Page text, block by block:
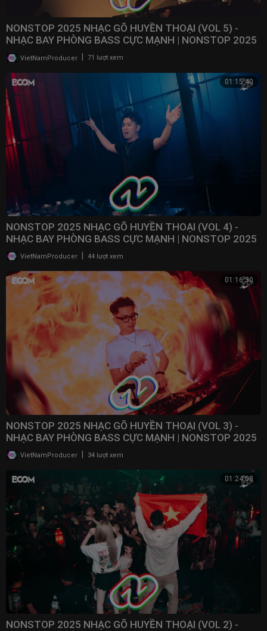
NONSTOP 2025 NHẠC GÕ HUYỀN THOẠI (VOL 5) -
NHẠC BAY PHÒNG BASS CỰC MẠNH | NONSTOP 2025
VINAHOUSE
VietNamProducer 71 lượt xem
01:15:40
NONSTOP 2025 NHẠC GÕ HUYỀN THOẠI (VOL 4) -
NHẠC BAY PHÒNG BASS CỰC MẠNH | NONSTOP 2025
VINAHOUSE
VietNamProducer 44 lượt xem
01:16:30
NONSTOP 2025 NHẠC GÕ HUYỀN THOẠI (VOL 3) -
NHẠC BAY PHÒNG BASS CỰC MẠNH | NONSTOP 2025
VINAHOUSE
VietNamProducer 34 lượt xem
01:24:08
NONSTOP 2025 NHẠC GÕ HUYỀN THOẠI (VOL 2) -